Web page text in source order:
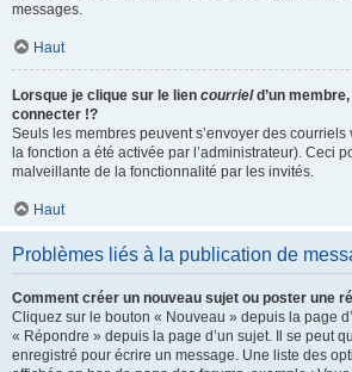
messages.
Haut
Lorsque je clique sur le lien courrield’un
connecter !?
Seuls les membres peuvent s’envoyer des
la fonction a été activée par l’administrateur). Ceci
malveillante de la fonctionnalité par les invités.
Haut
Problèmes liés à la publication de
Comment créer un nouveau sujet ou poster une
Cliquez sur le bouton « Nouveau » depuis la page
« Répondre » depuis la page d’un sujet. Il se peut
enregistré pour écrire un message. Une liste des